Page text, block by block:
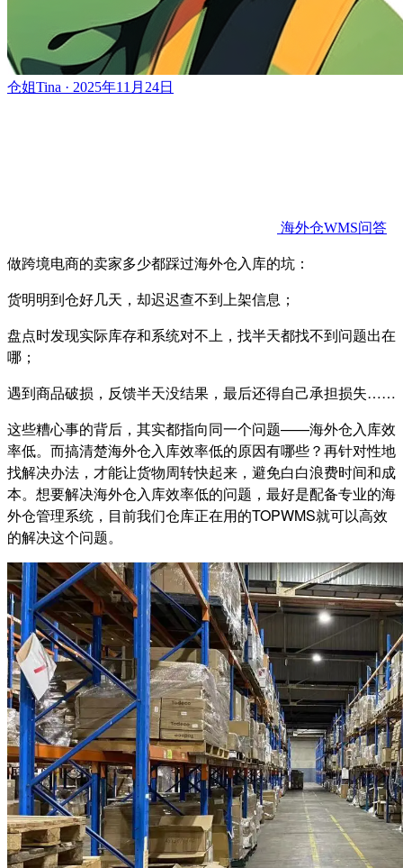
仓姐Tina · 2025年11月24日
海外仓WMS问答
做跨境电商的卖家多少都踩过海外仓入库的坑：
货明明到仓好几天，却迟迟查不到上架信息；
盘点时发现实际库存和系统对不上，找半天都找不到问题出在
哪；
遇到商品破损，反馈半天没结果，最后还得自己承担损失……
这些糟心事的背后，其实都指向同一个问题——海外仓入库效
率低。而搞清楚海外仓入库效率低的原因有哪些？再针对性地
找解决办法，才能让货物周转快起来，避免白白浪费时间和成
本。想要解决海外仓入库效率低的问题，最好是配备专业的海
外仓管理系统，目前我们仓库正在用的TOPWMS就可以高效
的解决这个问题。